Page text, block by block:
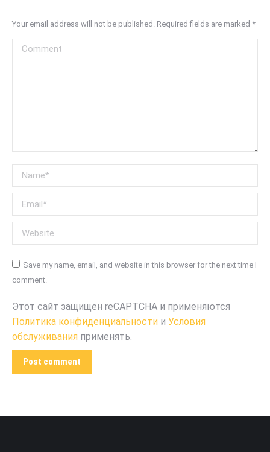
Your email address will not be published. Required fields are marked *
Comment
Name *
Email *
Website
Save my name, email, and website in this browser for the next time I
comment.
Этот сайт защищен reCAPTCHA и применяются
Политика конфиденциальности и Условия
обслуживания применять.
Post comment